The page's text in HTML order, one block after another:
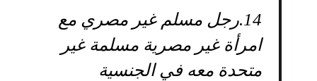
14. رجل مسلم غير مصري مع
امرأة غير مصرية مسلمة غير
متحدة معه في الجنسية